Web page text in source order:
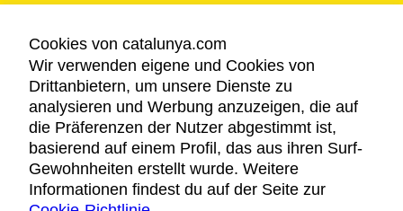
RECHTLICHER HINWEIS
DATENSCHUTZICHTLINIE
COOKIES
BARRIEREFREIHEIT
Cookies von catalunya.com
Wir verwenden eigene und Cookies von
Drittanbietern, um unsere Dienste zu
analysieren und Werbung anzuzeigen, die auf
die Präferenzen der Nutzer abgestimmt ist,
basierend auf einem Profil, das aus ihren Surf-
Gewohnheiten erstellt wurde. Weitere
Informationen findest du auf der Seite zur